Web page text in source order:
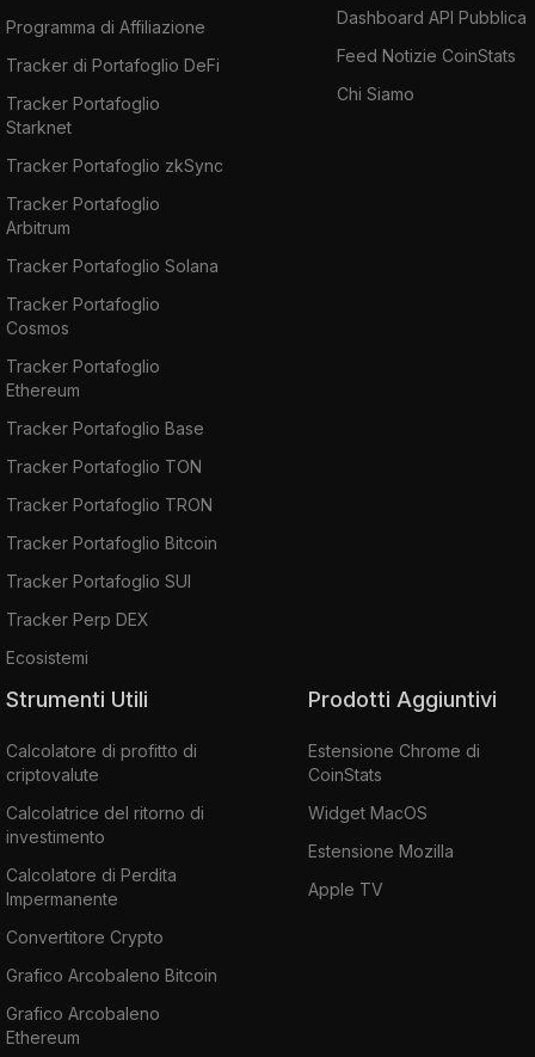
Programma di Affiliazione
Tracker di Portafoglio DeFi
Tracker Portafoglio
Starknet
Tracker Portafoglio zkSync
Tracker Portafoglio
Arbitrum
Tracker Portafoglio Solana
Tracker Portafoglio
Cosmos
Tracker Portafoglio
Ethereum
Tracker Portafoglio Base
Tracker Portafoglio TON
Tracker Portafoglio TRON
Tracker Portafoglio Bitcoin
Tracker Portafoglio SUI
Tracker Perp DEX
Ecosistemi
Dashboard API Pubblica
Feed Notizie CoinStats
Chi Siamo
Strumenti Utili
Calcolatore di profitto di
criptovalute
Calcolatrice del ritorno di
investimento
Calcolatore di Perdita
Impermanente
Convertitore Crypto
Grafico Arcobaleno Bitcoin
Grafico Arcobaleno
Ethereum
Prodotti Aggiuntivi
Estensione Chrome di
CoinStats
Widget MacOS
Estensione Mozilla
Apple TV